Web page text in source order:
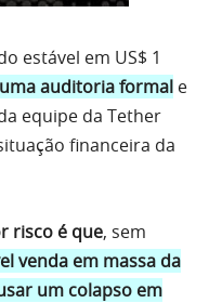
estável em US$ 1
auditoria formal e
equipe da Tether
financeira da
risco é que, sem
venda em massa da
um colapso em